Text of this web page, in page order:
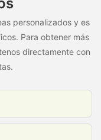
personalizados y es
Para obtener más
directamente con